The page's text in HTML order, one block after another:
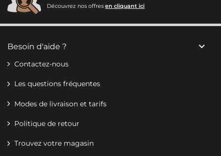
Découvrez nos offres en cliquant ici
Besoin d'aide ? 
Contactez-nous
Les questions fréquentes
Modes de livraison et tarifs
Politique de retour
Trouvez votre magasin